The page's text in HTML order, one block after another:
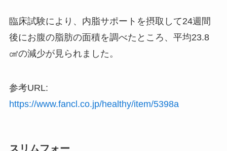
臨床試験により、内脂サポートを摂取して24週間
後にお腹の脂肪の面積を調べたところ、平均23.8
㎠の減少が見られました。
参考URL:
https://www.fancl.co.jp/healthy/item/5398a
スリムフォー